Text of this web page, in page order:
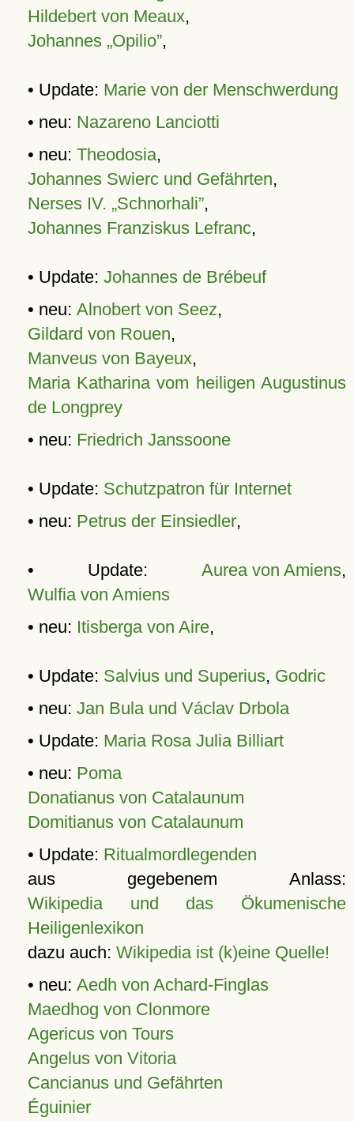
Hildebert von Meaux,
Johannes „Opilio”,
• Update: Marie von der Menschwerdung
• neu: Nazareno Lanciotti
• neu: Theodosia,
Johannes Swierc und Gefährten,
Nerses IV. „Schnorhali”,
Johannes Franziskus Lefranc,
• Update: Johannes de Brébeuf
• neu: Alnobert von Seez,
Gildard von Rouen,
Manveus von Bayeux,
Maria Katharina vom heiligen Augustinus
de Longprey
• neu: Friedrich Janssoone
• Update: Schutzpatron für Internet
• neu: Petrus der Einsiedler,
• Update: Aurea von Amiens,
Wulfia von Amiens
• neu: Itisberga von Aire,
• Update: Salvius und Superius, Godric
• neu: Jan Bula und Václav Drbola
• Update: Maria Rosa Julia Billiart
• neu: Poma
Donatianus von Catalaunum
Domitianus von Catalaunum
• Update: Ritualmordlegenden
aus gegebenem Anlass:
Wikipedia und das Ökumenische
Heiligenlexikon
dazu auch: Wikipedia ist (k)eine Quelle!
• neu: Aedh von Achard-Finglas
Maedhog von Clonmore
Agericus von Tours
Angelus von Vitoria
Cancianus und Gefährten
Éguinier